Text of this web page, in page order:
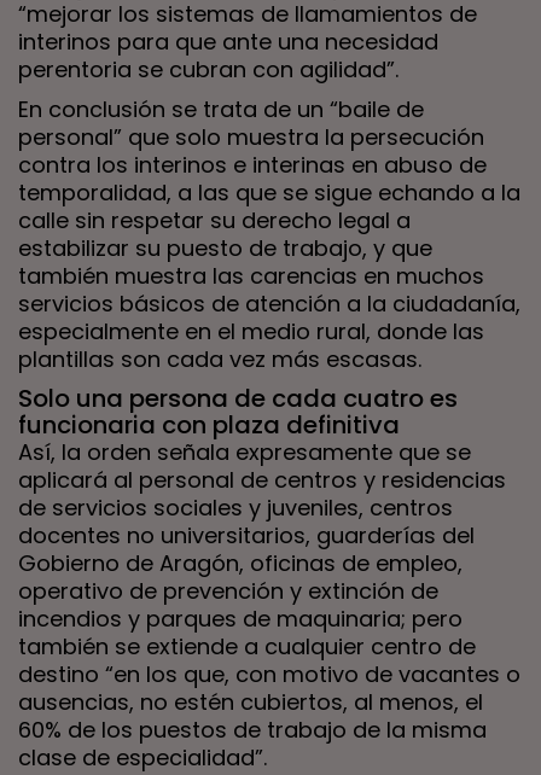
“mejorar los sistemas de llamamientos de
interinos para que ante una necesidad
perentoria se cubran con agilidad”.
En conclusión se trata de un “baile de
personal” que solo muestra la persecución
contra los interinos e interinas en abuso de
temporalidad, a las que se sigue echando a la
calle sin respetar su derecho legal a
estabilizar su puesto de trabajo, y que
también muestra las carencias en muchos
servicios básicos de atención a la ciudadanía,
especialmente en el medio rural, donde las
plantillas son cada vez más escasas.
Solo una persona de cada cuatro es
funcionaria con plaza definitiva
Así, la orden señala expresamente que se
aplicará al personal de centros y residencias
de servicios sociales y juveniles, centros
docentes no universitarios, guarderías del
Gobierno de Aragón, oficinas de empleo,
operativo de prevención y extinción de
incendios y parques de maquinaria; pero
también se extiende a cualquier centro de
destino “en los que, con motivo de vacantes o
ausencias, no estén cubiertos, al menos, el
60% de los puestos de trabajo de la misma
clase de especialidad”.